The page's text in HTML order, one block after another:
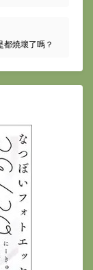
都燒壞了嗎？